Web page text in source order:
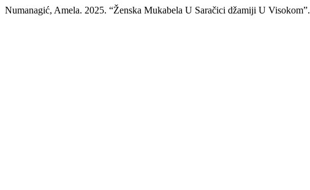
Numanagić, Amela. 2025. “Ženska Mukabela U Saračici džamiji U Visokom”.